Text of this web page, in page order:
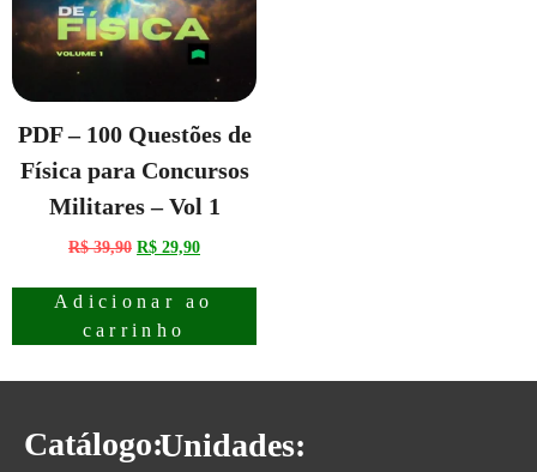
PDF – 100 Questões de
Física para Concursos
Militares – Vol 1
R$39,90 R$ 29,90
Adicionar ao
carrinho
Catálogo:Unidades: